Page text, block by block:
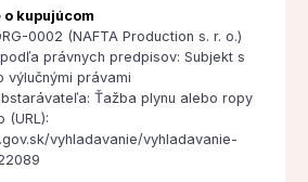
kupujúcom
0002 (NAFTA Production s. r. o.)
právnych predpisov: Subjekt s
výlučnými právami
Ťažba plynu alebo ropy
(URL):
vyhladavanie/vyhladavanie-